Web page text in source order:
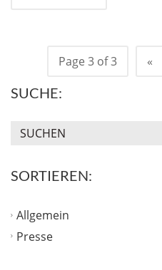
Page 3 of 3 «
SUCHE:
SORTIEREN:
Allgemein
Presse